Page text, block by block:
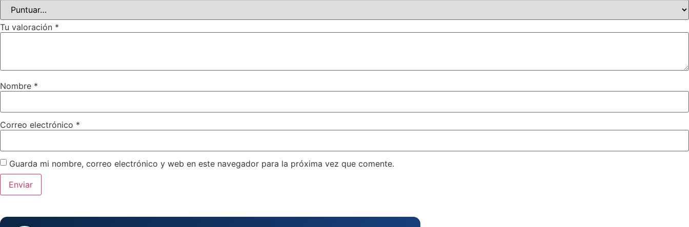
Tu valoración *
Nombre *
Correo electrónico *
Guarda mi nombre, correo electrónico y web en este navegador para la próxima vez que comente.